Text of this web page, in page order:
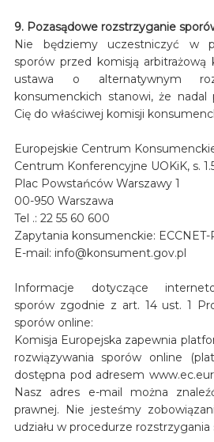
9. Pozasądowe rozstrzyganie
Nie będziemy uczestniczyć w
sporów przed komisją arbitrażową
ustawa o alternatywnym
konsumenckich stanowi, że nadal
Cię do właściwej komisji
Europejskie Centrum
Centrum Konferencyjne UOKiK, s.
Plac Powstańców Warszawy 1
00-950 Warszawa
Tel .: 22 55 60 600
Zapytania konsumenckie:
E-mail: info@konsument.gov.pl
Informacje dotyczące
sporów zgodnie z art. 14 ust. 1
sporów online:
Komisja Europejska zapewnia
rozwiązywania sporów online
dostępna pod adresem
Nasz adres e-mail można
prawnej. Nie jesteśmy
udziału w procedurze rozstrzygania